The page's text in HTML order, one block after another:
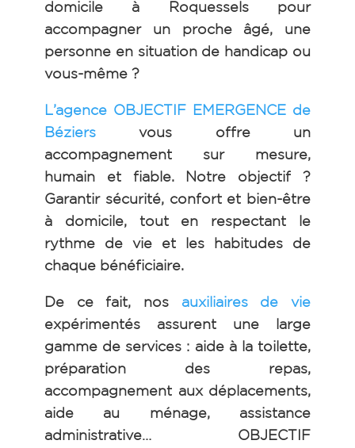
domicile à Roquessels pour
accompagner un proche âgé, une
personne en situation de handicap ou
vous-même ?
L’agence OBJECTIF EMERGENCE de
Béziers vous offre un
accompagnement sur mesure,
humain et fiable. Notre objectif ?
Garantir sécurité, confort et bien-être
à domicile, tout en respectant le
rythme de vie et les habitudes de
chaque bénéficiaire.
De ce fait, nos auxiliaires de vie
expérimentés assurent une large
gamme de services : aide à la toilette,
préparation des repas,
accompagnement aux déplacements,
aide au ménage, assistance
administrative… OBJECTIF